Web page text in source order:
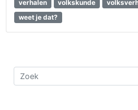
verhalen
volkskunde
weet je dat?